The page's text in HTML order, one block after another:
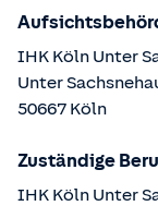
IHK Köln Unter
Unter
50667 Köln
Zuständige
IHK Köln Unter